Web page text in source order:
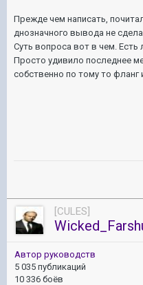
Прежде чем написать,
днозначного вывода не
Суть вопроса вот в чем. Есть
Просто удивило последнее
собственно по тому то фланг
[CULES]
Автор руководств
5 035 публикаций
10 336 боёв